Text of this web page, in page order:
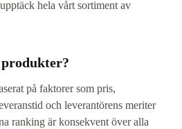
hela vårt sortiment av
på faktorer som pris,
och leverantörens meriter
ranking är konsekvent över alla